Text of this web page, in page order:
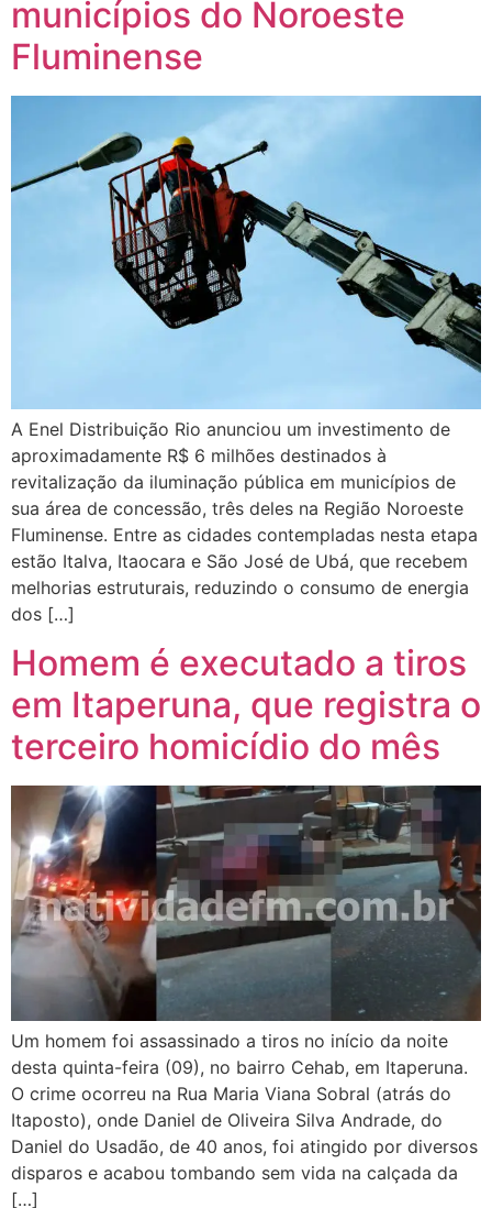
municípios do Noroeste
Fluminense
A Enel Distribuição Rio anunciou um investimento de
aproximadamente R$ 6 milhões destinados à
revitalização da iluminação pública em municípios de
sua área de concessão, três deles na Região Noroeste
Fluminense. Entre as cidades contempladas nesta etapa
estão Italva, Itaocara e São José de Ubá, que recebem
melhorias estruturais, reduzindo o consumo de energia
dos […]
Homem é executado a tiros
em Itaperuna, que registra o
terceiro homicídio do mês
Um homem foi assassinado a tiros no início da noite
desta quinta-feira (09), no bairro Cehab, em Itaperuna.
O crime ocorreu na Rua Maria Viana Sobral (atrás do
Itaposto), onde Daniel de Oliveira Silva Andrade, do
Daniel do Usadão, de 40 anos, foi atingido por diversos
disparos e acabou tombando sem vida na calçada da
[…]